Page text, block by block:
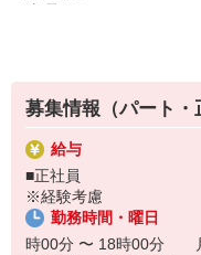
募集情報（パート・
給与
■正社員
※経験考慮
勤務時間・曜日
時00分 〜 18時00分